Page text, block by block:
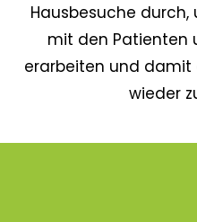
Hausbesuche
mit den Patienten
erarbeiten und damit
wieder